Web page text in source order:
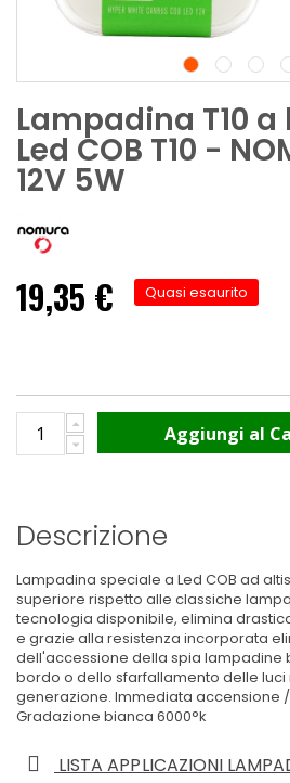
Lampadina T10 a
Led COB T10 -
12V 5W
19,35 € Quasi esaurito
Aggiungi al
Descrizione
Lampadina speciale a Led COB ad
superiore rispetto alle classiche
tecnologia disponibile, elimina
e grazie alla resistenza incorporata
dell'accessione della spia lampadine
bordo o dello sfarfallamento delle luci
generazione. Immediata accensione
Gradazione bianca 6000°k
LISTA APPLICAZIONI